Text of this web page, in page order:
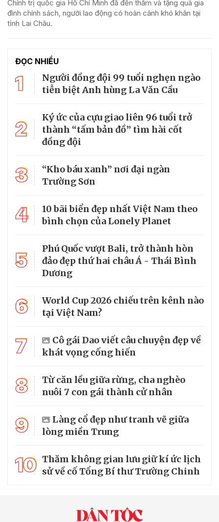
Chính trị quốc gia Hồ Chí Minh đã đến thăm và tặng quà gia
đình chính sách, người lao động có hoàn cảnh khó khăn tại
tỉnh Lai Châu.
ĐỌC NHIỀU
1
Người đồng đội 99 tuổi nghẹn ngào
tiễn biệt Anh hùng La Văn Cầu
2
Ký ức của cựu giao liên 96 tuổi trở
thành “tấm bản đồ” tìm hài cốt
đồng đội
3
“Kho báu xanh” nơi đại ngàn
Trường Sơn
4
10 bãi biển đẹp nhất Việt Nam theo
bình chọn của Lonely Planet
5
Phú Quốc vượt Bali, trở thành hòn
đảo đẹp thứ hai châu Á - Thái Bình
Dương
6
World Cup 2026 chiếu trên kênh nào
tại Việt Nam?
7
Cô gái Dao viết câu chuyện đẹp về
khát vọng cống hiến
8
Từ căn lều giữa rừng, cha nghèo
nuôi 7 con gái thành cử nhân
9
Làng cổ đẹp như tranh vẽ giữa
lòng miền Trung
10 Thăm không gian lưu giữ kí ức lịch
sử về cố Tổng Bí thư Trường Chinh